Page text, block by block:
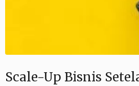
Scale-Up Bisnis